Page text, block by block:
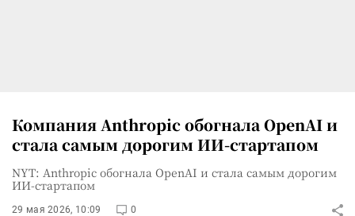
Компания Anthropic обогнала OpenAI и
стала самым дорогим ИИ-стартапом
NYT: Anthropic обогнала OpenAI и стала самым дорогим
ИИ-стартапом
29 мая 2026, 10:09 0